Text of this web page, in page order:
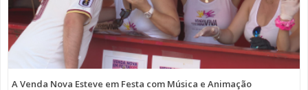
A Venda Nova Esteve em Festa com Música e Animação